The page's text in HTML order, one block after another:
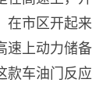
在市区开起
速上动力储
款车油门反